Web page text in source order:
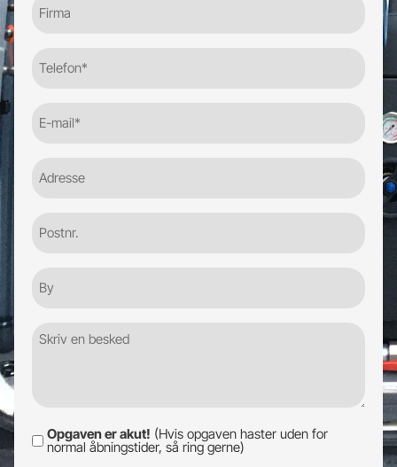
(Required)
mail
Besked
Opgaven
Opgaven er akut! (Hvis opgaven haster uden for
normal åbningstider, så ring gerne)